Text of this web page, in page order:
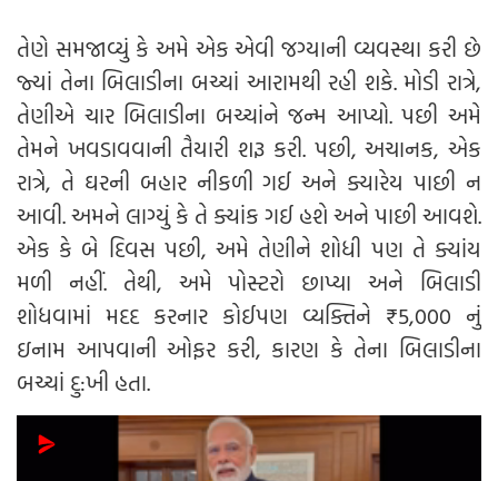
તેણે સમજાવ્યું કે અમે એક એવી જગ્યાની વ્યવસ્થા કરી છે
જ્યાં તેના બિલાડીના બચ્ચાં આરામથી રહી શકે. મોડી રાત્રે,
તેણીએ ચાર બિલાડીના બચ્ચાંને જન્મ આપ્યો. પછી અમે
તેમને ખવડાવવાની તૈયારી શરૂ કરી. પછી, અચાનક, એક
રાત્રે, તે ઘરની બહાર નીકળી ગઈ અને ક્યારેય પાછી ન
આવી. અમને લાગ્યું કે તે ક્યાંક ગઈ હશે અને પાછી આવશે.
એક કે બે દિવસ પછી, અમે તેણીને શોધી પણ તે ક્યાંય
મળી નહીં. તેથી, અમે પોસ્ટરો છાપ્યા અને બિલાડી
શોધવામાં મદદ કરનાર કોઈપણ વ્યક્તિને ₹5,000 નું
ઇનામ આપવાની ઓફર કરી, કારણ કે તેના બિલાડીના
બચ્ચાં દુ:ખી હતા.